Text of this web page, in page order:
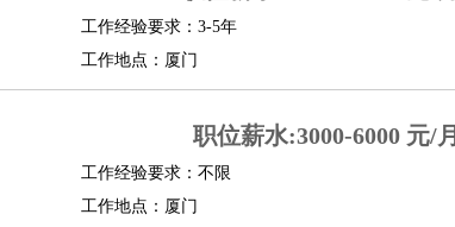
工作经验要求：3-5年
工作地点：厦门
职位薪水:3000-6000 元/月
工作经验要求：不限
工作地点：厦门